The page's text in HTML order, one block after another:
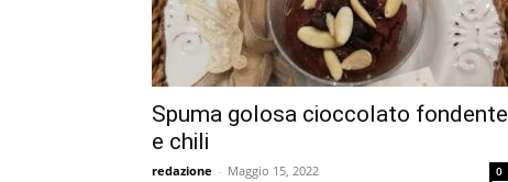
Spuma golosa cioccolato fondente
e chili
redazione - Maggio 15, 2022 0